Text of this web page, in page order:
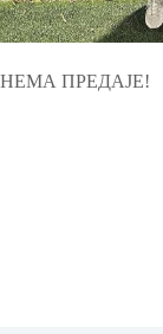
НЕМА ПРЕДАЈЕ!